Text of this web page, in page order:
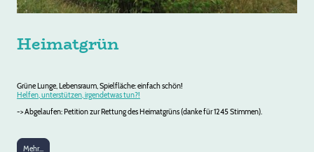
Heimatgrün
Grüne Lunge, Lebensraum, Spielfläche: einfach schön!
Helfen, unterstützen, irgendetwas tun?!
-> Abgelaufen: Petition zur Rettung des Heimatgrüns (danke für 1245 Stimmen).
Mehr...